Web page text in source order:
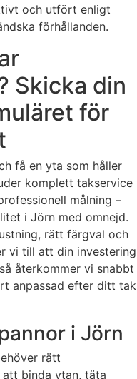
och utfört enligt
förhållanden.
Skicka din
för
få en yta som håller
komplett takservice
målning –
i Jörn med omnejd.
rätt färgval och
vi till att din investering
återkommer vi snabbt
anpassad efter ditt tak
i Jörn
rätt
binda ytan, täta